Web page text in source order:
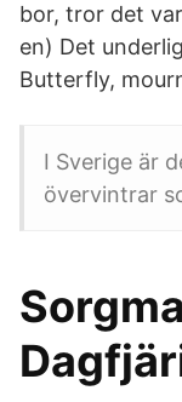
bor, tror det
en) Det
Butterfly,
I Sverige är
övervintrar